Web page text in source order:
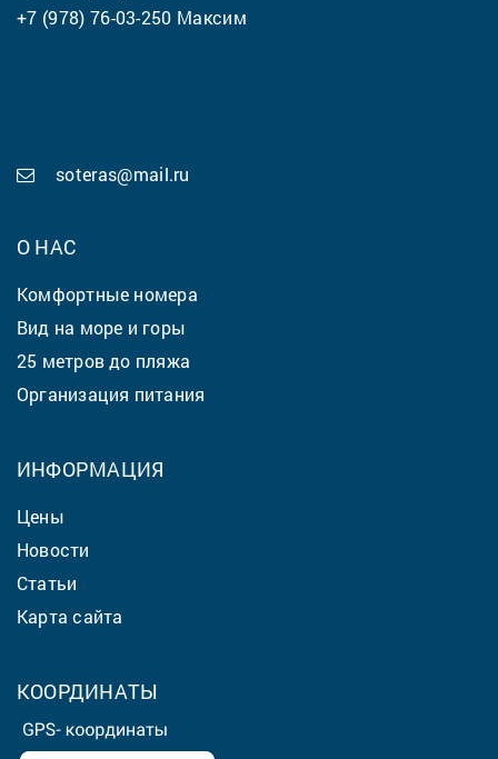
+7 (978) 76-03-250 Максим
soteras@mail.ru
О НАС
Комфортные номера
Вид на море и горы
25 метров до пляжа
Организация питания
ИНФОРМАЦИЯ
Цены
Новости
Статьи
Карта сайта
КООРДИНАТЫ